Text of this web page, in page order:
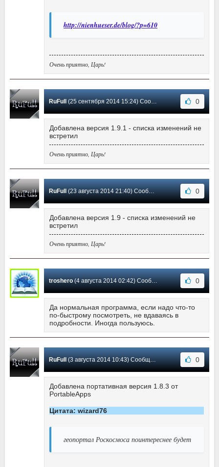
http://nienhueser.de/blog/?p=610
Очень приятно, Царь!
RuFull(25 сентября 2014 15:24) Сообщение #19 0
Добавлена версия 1.9.1 - списка изменений не
встретил
Очень приятно, Царь!
RuFull(23 августа 2014 21:40) Сообщение #18 0
Добавлена версия 1.9 - списка изменений не
встретил
Очень приятно, Царь!
troshero(4 августа 2014 02:42) Сообщение #17 0
Да нормальная программа, если надо что-то
по-быстрому посмотреть, не вдаваясь в
подробности. Иногда пользуюсь.
RuFull(3 августа 2014 10:43) Сообщение #16 0
Добавлена портативная версия 1.8.3 от
PortableApps
Цитата: wizard76
геопортал Роскосмоса поинтереснее будет